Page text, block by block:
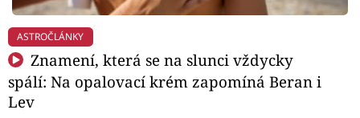
ASTROČLÁNKY
Znamení, která se na slunci vždycky
spálí: Na opalovací krém zapomíná Beran i
Lev